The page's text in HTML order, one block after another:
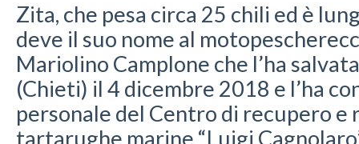
Zita, che pesa circa 25 chili ed è
deve il suo nome al
Mariolino Camplone che l’ha
(Chieti) il 4 dicembre 2018 e l’ha
personale del Centro di recupero
tartarughe marine “Luigi